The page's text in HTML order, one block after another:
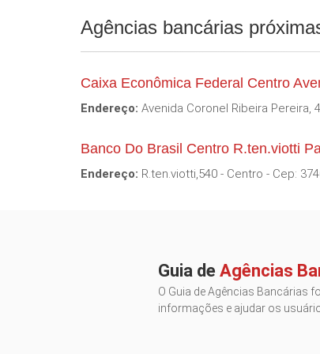
Agências bancárias
Caixa Econômica Federal Centro
Endereço: Avenida Coronel Ribeira Pereira,
Banco Do Brasil Centro R.ten.viotti
Endereço: R.ten.viotti,540 - Centro - Cep:
Guia de Agências
O Guia de Agências Bancárias
informações e ajudar os